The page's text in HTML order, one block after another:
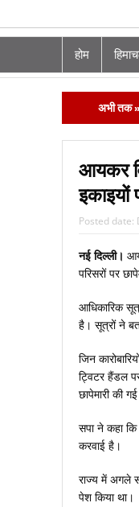
होम
अभी तक »
का भंडा फोड़ा रजनी पाटिल
आयकर
इकाइयों
Posted date:
नई दिल्ली।
परिसरों पर
आधिकारिक
है। सूत्रों ने
जिन
ट्विटर हैंडल
छापेमारी की
सपा ने कहा कि
करवाई है।
राज्य में अगले
पेश किया था।